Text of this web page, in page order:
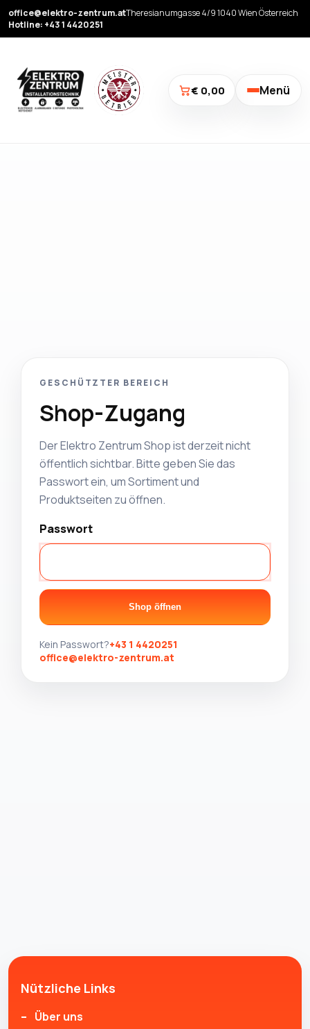
office@elektro-zentrum.atTheresianumgasse 4/9 1040 Wien Österreich
Hotline: +43 1 4420251
€ 0,00 Menü
GESCHÜTZTER BEREICH
Shop-Zugang
Der Elektro Zentrum Shop ist derzeit nicht
öffentlich sichtbar. Bitte geben Sie das
Passwort ein, um Sortiment und
Produktseiten zu öffnen.
Passwort
Shop öffnen
Kein Passwort?+43 1 4420251
office@elektro-zentrum.at
Nützliche Links
Über uns